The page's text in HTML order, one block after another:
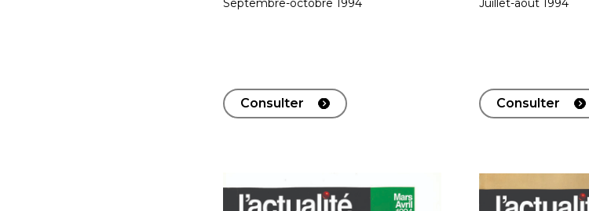
Septembre-octobre 1994
Consulter
Juillet-août 1994
Consulter